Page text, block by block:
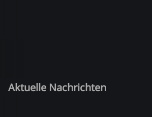
Aktuelle Nachrichten